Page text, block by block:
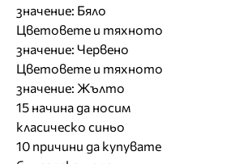
значение: Бяло
Цветовете и тяхното
значение: Червено
Цветовете и тяхното
значение: Жълто
15 начина да носим
класическо синьо
10 причини да купувате